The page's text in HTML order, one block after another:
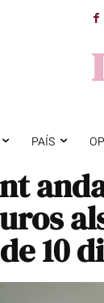
PAÍS
10